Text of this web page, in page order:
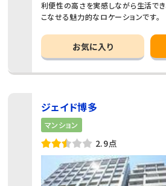
利便性の高さを実感しながら生活で
こなせる魅力的なロケーションです。
お気に入り
ジェイド博多
マンション
2.9点